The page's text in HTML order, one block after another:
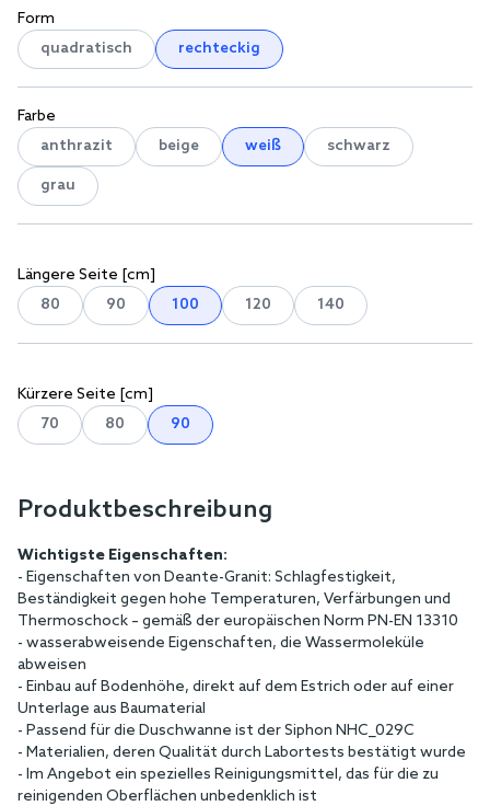
Form
quadratisch
rechteckig
Farbe
anthrazit
beige weiß schwarz
grau
Längere Seite [cm]
80
90 100 120 140
Kürzere Seite [cm]
70
80 90
Produktbeschreibung
Wichtigste Eigenschaften:
- Eigenschaften von Deante-Granit: Schlagfestigkeit,
Beständigkeit gegen hohe Temperaturen, Verfärbungen und
Thermoschock – gemäß der europäischen Norm PN-EN 13310
- wasserabweisende Eigenschaften, die Wassermoleküle
abweisen
- Einbau auf Bodenhöhe, direkt auf dem Estrich oder auf einer
Unterlage aus Baumaterial
- Passend für die Duschwanne ist der Siphon NHC_029C
- Materialien, deren Qualität durch Labortests bestätigt wurde
- Im Angebot ein spezielles Reinigungsmittel, das für die zu
reinigenden Oberflächen unbedenklich ist